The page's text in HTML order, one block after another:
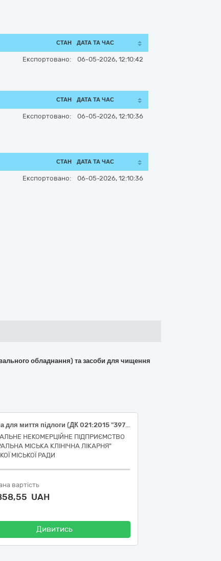
СТАН ДАТА ТА ЧАС
Експортовано: 06-05-2026, 12:10:42
СТАН ДАТА ТА ЧАС
Експортовано: 06-05-2026, 12:10:36
СТАН ДАТА ТА ЧАС
Експортовано: 06-05-2026, 12:10:36
обладнання) та засоби для чищення
Машина для миття підлоги (ДК 021:2015 "39710000-2 Електричні побутові прилади")
НЕКОМЕРЦІЙНЕ ПІДПРИЄМСТВО
МІСЬКА КЛІНІЧНА ЛІКАРНЯ"
МІСЬКОЇ РАДИ
вартість
UAH
Дивитись